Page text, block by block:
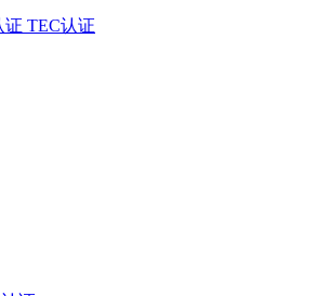
证 TEC认证